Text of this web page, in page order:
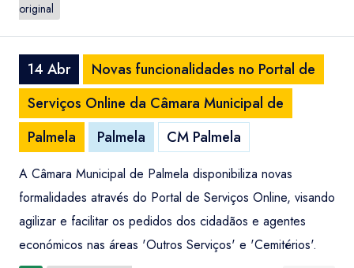
original
14 Abr
Novas funcionalidades no Portal de
Serviços Online da Câmara Municipal de
Palmela
Palmela CM Palmela
A Câmara Municipal de Palmela disponibiliza novas
formalidades através do Portal de Serviços Online, visando
agilizar e facilitar os pedidos dos cidadãos e agentes
económicos nas áreas 'Outros Serviços' e 'Cemitérios'.